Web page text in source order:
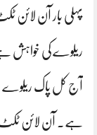
پہلی بار آن لائن
ریلوے کی خواہش ہے
آج کل پاک ریلوے
ہے۔ آن لائن ٹکٹ